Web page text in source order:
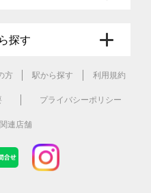
探す
方 駅から探す 利用規約
プライバシーポリシー
連店舗